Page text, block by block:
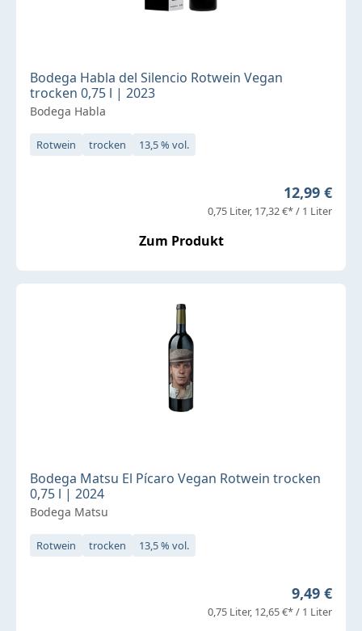
Bodega Habla del Silencio Rotwein Vegan
trocken 0,75 l | 2023
Bodega Habla
Rotwein trocken 13,5 % vol.
Regulärer
12,99 €
0,75 Liter 17,32 €* / 1 Liter
Zum Produkt
Bodega Matsu El Pícaro Vegan Rotwein trocken
0,75 l | 2024
Bodega Matsu
Rotwein trocken 13,5 % vol.
Regulärer
9,49 €
0,75 Liter 12,65 €* / 1 Liter